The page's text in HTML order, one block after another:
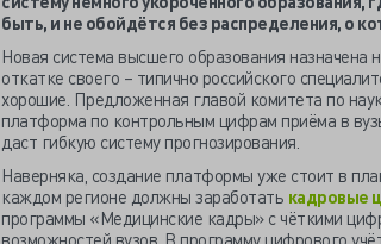
быть, и не обойдётся без распределения, о
Новая система высшего образования назначена
откатке своего – типично российского
хорошие. Предложенная главой комитета по
платформа по контрольным цифрам приёма в
даст гибкую систему прогнозирования.
Наверняка, создание платформы уже стоит в
каждом регионе должны заработать кадровые
программы «Медицинские кадры» с чёткими
возможностей вузов. В программу цифрового